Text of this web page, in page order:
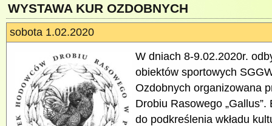
WYSTAWA KUR OZDOBNYCH
sobota 1.02.2020
W dniach 8-9.02.2020r.
obiektów sportowych
Ozdobnych organizowana
Drobiu Rasowego „Gallus”.
do podkreślenia wkładu